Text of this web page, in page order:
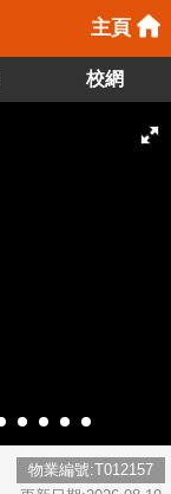
主頁
校網
物業編號:T012157